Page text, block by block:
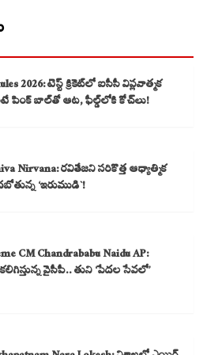
2026: టెస్ట్ క్రికెట్‌లో ఐసీసీ విప్లవాత్మక
పింక్ బాల్‌తో ఆట, ఫీల్డ్‌లోకి కోచ్‌లు!
Nirvana: రవితేజని సరికొత్త ఆధ్యాత్మిక
‘ఇరుముడి`!
CM Chandrababu Naidu AP:
వైసీపీ.. తుని ‘పేదల సేవలో’